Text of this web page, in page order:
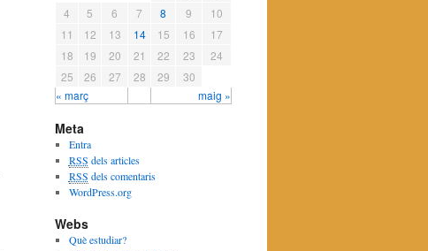
« març maig »
4
5 6 7 8 9
10
11
12 13 14 15 16
17
18
19 20 21 22 23
24
25
26 27 28 29 30
Meta
Entra
RSS dels articles
RSS dels comentaris
WordPress.org
Webs
Què estudiar?